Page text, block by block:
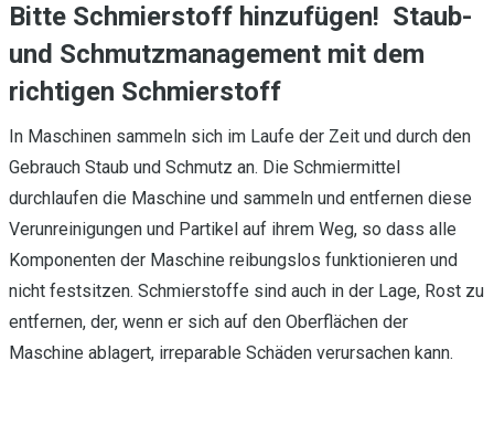
Bitte Schmierstoff hinzufügen! Staub-
und Schmutzmanagement mit dem
richtigen Schmierstoff
In Maschinen sammeln sich im Laufe der Zeit und durch den
Gebrauch Staub und Schmutz an. Die Schmiermittel
durchlaufen die Maschine und sammeln und entfernen diese
Verunreinigungen und Partikel auf ihrem Weg, so dass alle
Komponenten der Maschine reibungslos funktionieren und
nicht festsitzen. Schmierstoffe sind auch in der Lage, Rost zu
entfernen, der, wenn er sich auf den Oberflächen der
Maschine ablagert, irreparable Schäden verursachen kann.